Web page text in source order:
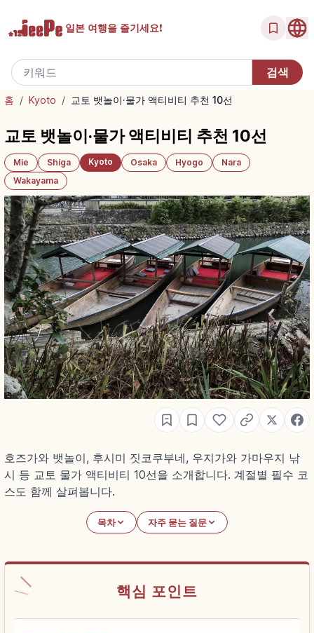
일본 여행을 즐기세요!
홈 / Kyoto / 교토 뱃놀이·물가 액티비티 추천 10선
교토 뱃놀이·물가 액티비티 추천 10선
Mie Shiga Kyoto Osaka Hyogo
Nara
Wakayama
호즈가와 뱃놀이, 후시미 짓코쿠부네, 우지가와 가마우지 낚
시 등 교토 물가 액티비티 10선을 소개합니다. 계절별 필수 코
스도 함께 살펴봅니다.
목차 자주 묻는 질문
핵심 포인트